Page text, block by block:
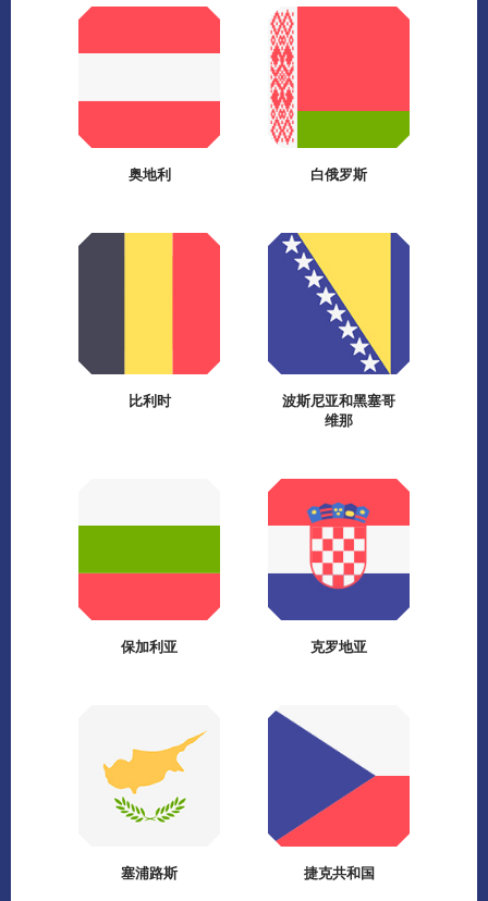
奥地利 白俄罗斯
比利时
波斯尼亚和黑塞哥
维那
保加利亚 克罗地亚
塞浦路斯 捷克共和国